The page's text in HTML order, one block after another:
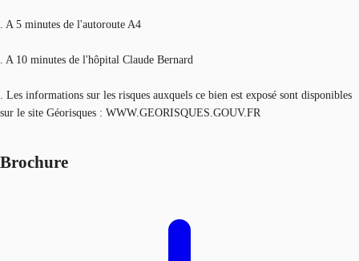
. A 5 minutes de l'autoroute A4
. A 10 minutes de l'hôpital Claude Bernard
. Les informations sur les risques auxquels ce bien est exposé sont disponibles
sur le site Géorisques : WWW.GEORISQUES.GOUV.FR
Brochure